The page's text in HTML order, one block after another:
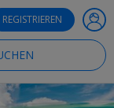
REGISTRIEREN